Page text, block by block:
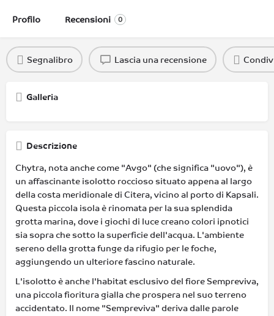
Profilo Recensioni 0
Segnalibro Lascia una recensione
Galleria
Descrizione
Chytra, nota anche come "Avgo" (che significa "uovo"), è
un affascinante isolotto roccioso situato appena al largo
della costa meridionale di Citera, vicino al porto di Kapsali.
Questa piccola isola è rinomata per la sua splendida
grotta marina, dove i giochi di luce creano colori ipnotici
sia sopra che sotto la superficie dell'acqua. L'ambiente
sereno della grotta funge da rifugio per le foche,
aggiungendo un ulteriore fascino naturale.
L'isolotto è anche l'habitat esclusivo del fiore Sempreviva,
una piccola fioritura gialla che prospera nel suo terreno
accidentato. Il nome "Sempreviva" deriva dalle parole